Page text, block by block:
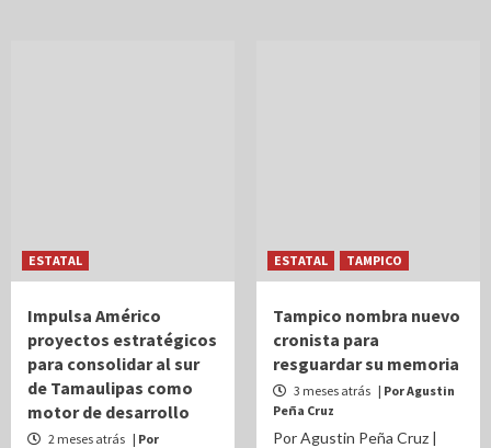
ESTATAL
Impulsa Américo
proyectos estratégicos
para consolidar al sur
de Tamaulipas como
motor de desarrollo
2 meses atrás | Por
ESTATAL TAMPICO
Tampico nombra nuevo
cronista para
resguardar su memoria
3 meses atrás | Por Agustin
Peña Cruz
Por Agustin Peña Cruz |